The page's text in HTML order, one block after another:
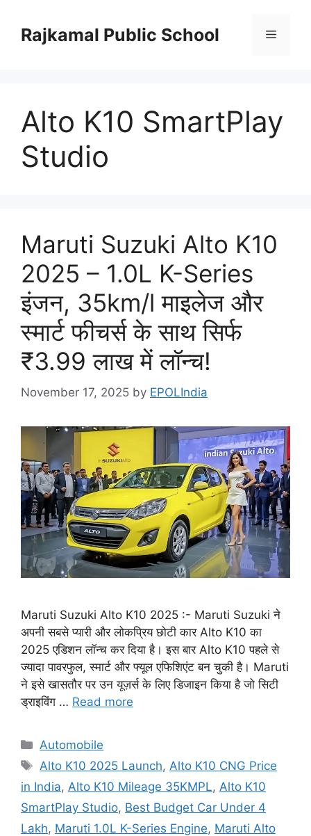
contentRajkamal Public School Menu
Alto K10 SmartPlay
Studio
Maruti Suzuki Alto K10
2025 – 1.0L K-Series
इंजन, 35km/l माइलेज और
स्मार्ट फीचर्स के साथ सिर्फ
₹3.99 लाख में लॉन्च!
November 17, 2025 by EPOLIndia
Maruti Suzuki Alto K10 2025 :- Maruti Suzuki ने
अपनी सबसे प्यारी और लोकप्रिय छोटी कार Alto K10 का
2025 एडिशन लॉन्च कर दिया है। इस बार Alto K10 पहले से
ज्यादा पावरफुल, स्मार्ट और फ्यूल एफिशिएंट बन चुकी है। Maruti
ने इसे खासतौर पर उन यूज़र्स के लिए डिजाइन किया है जो सिटी
ड्राइविंग … Read more
Categories
Automobile
Tags
Alto K10 2025 Launch, Alto K10 CNG Price
in India, Alto K10 Mileage 35KMPL, Alto K10
SmartPlay Studio, Best Budget Car Under 4
Lakh, Maruti 1.0L K-Series Engine, Maruti Alto